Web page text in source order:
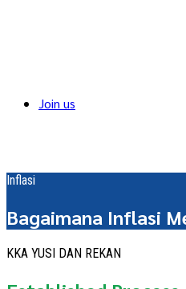
Join us
Inflasi
Bagaimana Inflasi
KKA YUSI DAN REKAN